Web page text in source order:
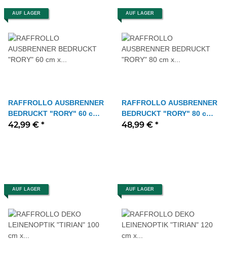
AUF LAGER
RAFFROLLO AUSBRENNER
BEDRUCKT "RORY" 60 cm x
130 cm Farbe WEISS
42,99 € *
AUF LAGER
RAFFROLLO AUSBRENNER
BEDRUCKT "RORY" 80 cm x
130 cm Farbe WEISS
48,99 € *
AUF LAGER AUF LAGER